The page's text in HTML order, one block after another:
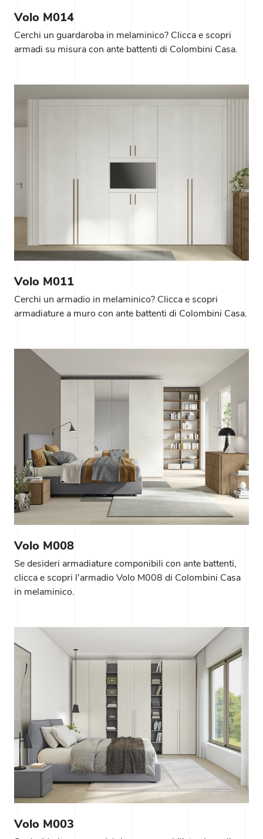
Volo M014
Cerchi un guardaroba in melaminico? Clicca e scopri
armadi su misura con ante battenti di Colombini Casa.
Volo M011
Cerchi un armadio in melaminico? Clicca e scopri
armadiature a muro con ante battenti di Colombini Casa.
Volo M008
Se desideri armadiature componibili con ante battenti,
clicca e scopri l'armadio Volo M008 di Colombini Casa
in melaminico.
Volo M003